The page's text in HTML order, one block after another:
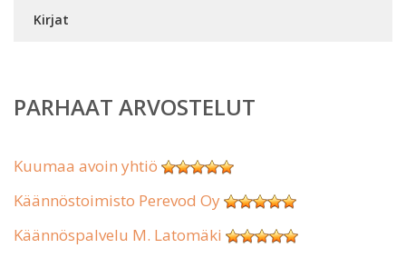
Kirjat
PARHAAT ARVOSTELUT
Kuumaa avoin yhtiö
Käännöstoimisto Perevod Oy
Käännöspalvelu M. Latomäki